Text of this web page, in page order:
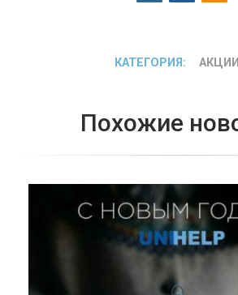
КАТЕГОРИЯ: АКЦИИ
Похожие